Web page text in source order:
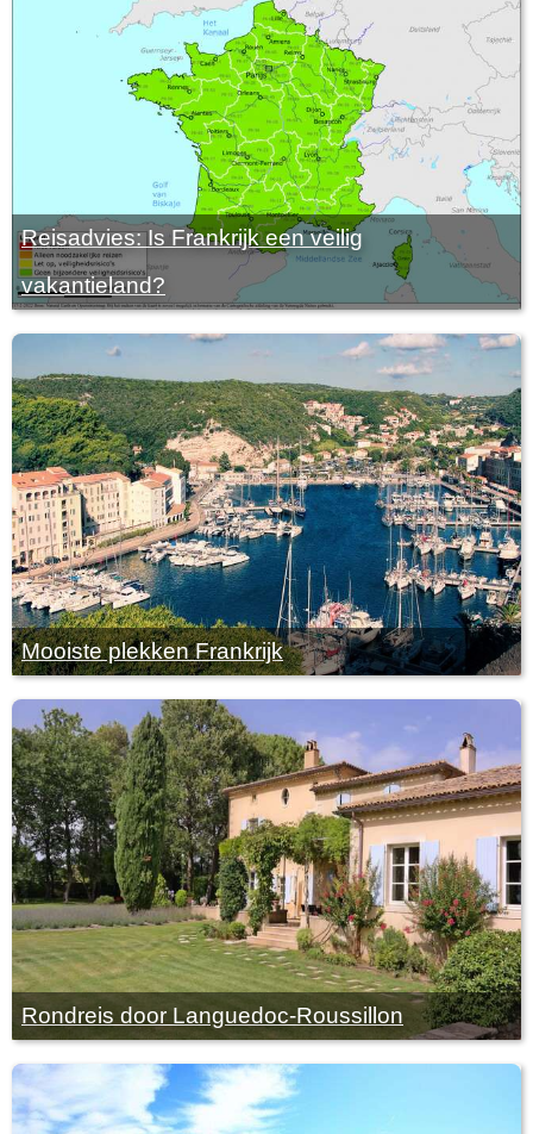
Reisadvies: Is Frankrijk een veilig
vakantieland?
Mooiste plekken Frankrijk
Rondreis door Languedoc-Roussillon